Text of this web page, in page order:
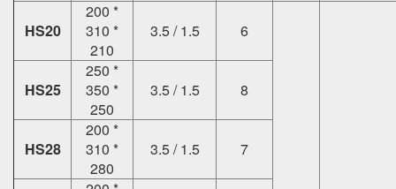
HS20
200 *
310 *
210
3.5 / 1.5 6
HS25
250 *
350 *
250
3.5 / 1.5 8
HS28
200 *
310 *
280
3.5 / 1.5 7